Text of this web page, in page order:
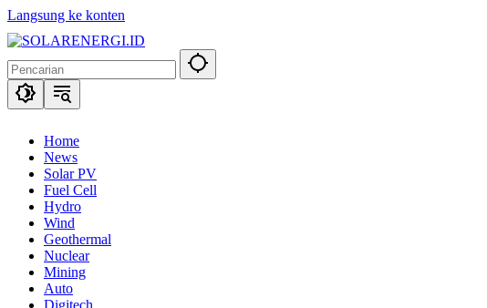
Langsung ke konten
Home
News
Solar PV
Fuel Cell
Hydro
Wind
Geothermal
Nuclear
Mining
Auto
Digitech